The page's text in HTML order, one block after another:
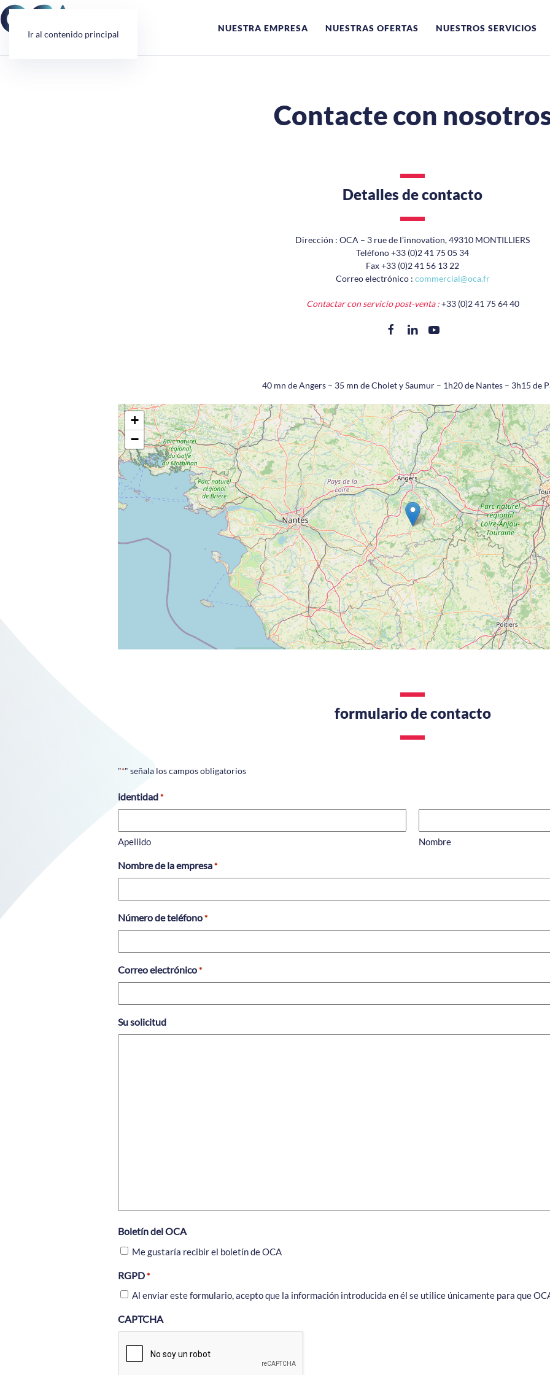
Ir al contenido principal
NUESTRA EMPRESA NUESTRAS OFERTAS NUESTROS SERVICIOS
Contacte con
Detalles de contacto
Dirección : OCA – 3 rue de l’innovation, 49310 MONTILLIERS
Teléfono +33 (0)2 41 75 05 34
Fax +33 (0)2 41 56 13 22
Correo electrónico : commercial@oca.fr
Contactar con servicio post-venta :+33 (0)2 41 75 64 40
40 mn de Angers – 35 mn de Cholet y Saumur – 1h20 de Nantes – 3h15 de
+
−
formulario de contacto
"*" señala los campos obligatorios
identidad *
Apellido Nombre
Nombre de la empresa *
Número de teléfono *
Correo electrónico *
Su solicitud
Boletín del OCA
Me gustaría recibir el boletín de OCA
RGPD *
Al enviar este formulario, acepto que la información introducida en él se utilice únicamente para que
CAPTCHA
Panel de gestión de cookies